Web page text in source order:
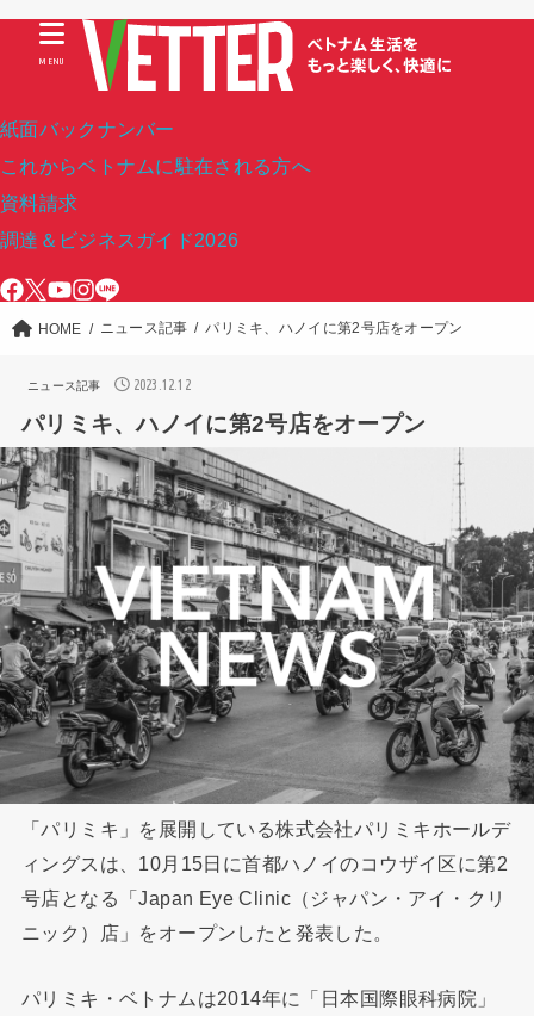
紙面バックナンバー
これからベトナムに駐在される方へ
資料請求
調達＆ビジネスガイド2026
MENU
HOME ニュース記事 パリミキ、ハノイに第2号店をオープン
ニュース記事 2023.12.12
パリミキ、ハノイに第2号店をオープン
「パリミキ」を展開している株式会社パリミキホールデ
ィングスは、10月15日に首都ハノイのコウザイ区に第2
号店となる「Japan Eye Clinic（ジャパン・アイ・クリ
ニック）店」をオープンしたと発表した。
パリミキ・ベトナムは2014年に「日本国際眼科病院」